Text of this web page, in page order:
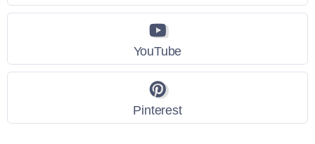
YouTube
Pinterest